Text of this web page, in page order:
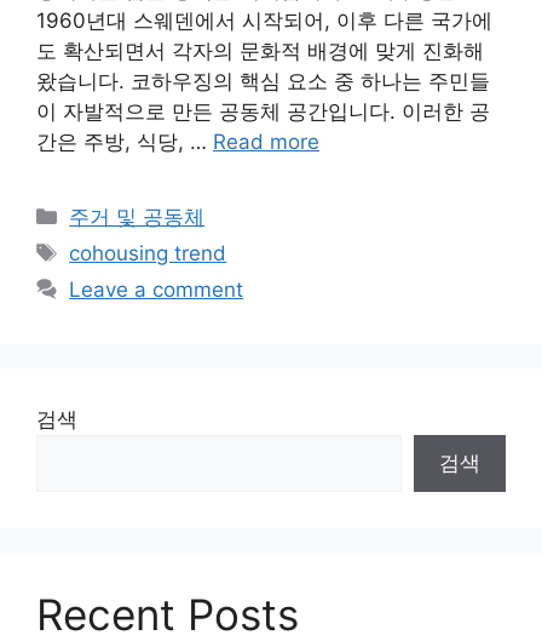
1960년대 스웨덴에서 시작되어, 이후 다른 국가에
도 확산되면서 각자의 문화적 배경에 맞게 진화해
왔습니다. 코하우징의 핵심 요소 중 하나는 주민들
이 자발적으로 만든 공동체 공간입니다. 이러한 공
간은 주방, 식당, … Read more
Categories
주거 및 공동체
Tags
cohousing trend
Leave a comment
검색
검색
Recent Posts